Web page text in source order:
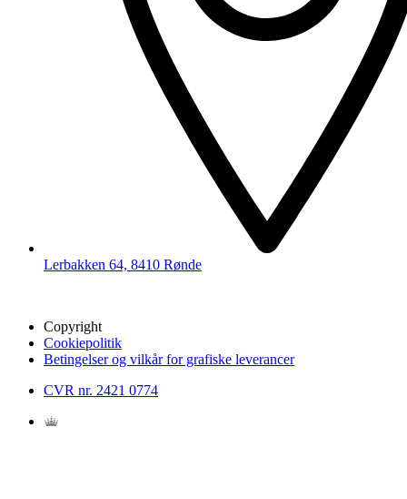
Lerbakken 64, 8410 Rønde
Copyright
Cookiepolitik
Betingelser og vilkår for grafiske leverancer
CVR nr. 2421 0774